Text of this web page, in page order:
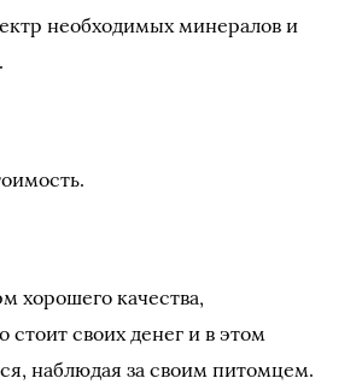
необходимых минералов и
хорошего качества,
стоит своих денег и в этом
наблюдая за своим питомцем.